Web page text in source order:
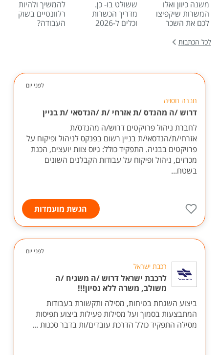
משנה כיוון ואלו
המשרות שיקפיצו
לכם את השכר
ששולט בו- כן.
מדריך הכשרות
וכלים ל-2026
להמשיך ולהיות
רלוונטיים בשוק
העבודה?
לכל הכתבות
לפני יום
חברה חסויה
דרוש /ה מהנדס /ת אזרחי /ת /הנדסאי /ת בניין
לחברת ניהול פרויקטים דרוש/ה מהנדס/ת
אזרחי/ת/הנדסאי/ת בניין רשום בפנקס לניהול ופיקוח על
פרויקטים בבניה. התפקיד כולל: גיוס צוות יועצים, הכנת
מכרזים, ניהול ופיקוח על עבודות הקבלנים השונים
בשטח...
הגשת מועמדות
לפני יום
רכבת ישראל
לרכבת ישראל דרוש /ה משגיח /ה
משולב, משרה ללא נסיון!!!
ביצוע השגחת בטיחות, מסילה ותקשורת בעבודות
המתבצעות בסמוך ועל מסילות פעילות ביצוע תפיסות
מסילה התפקיד כולל הדרכת עובדים/ות בדבר סכנות ...